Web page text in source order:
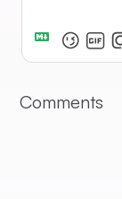
Comments